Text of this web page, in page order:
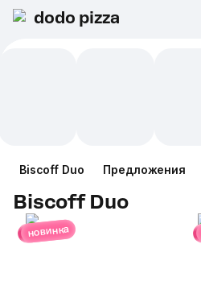
dodo pizza
Biscoff Duo Предложения
Biscoff Duo
новинка